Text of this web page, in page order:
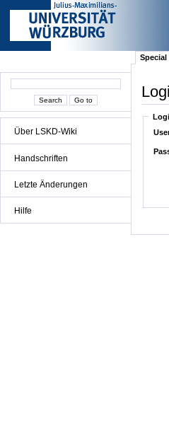
Über LSKD-Wiki
Handschriften
Letzte Änderungen
Hilfe
Special